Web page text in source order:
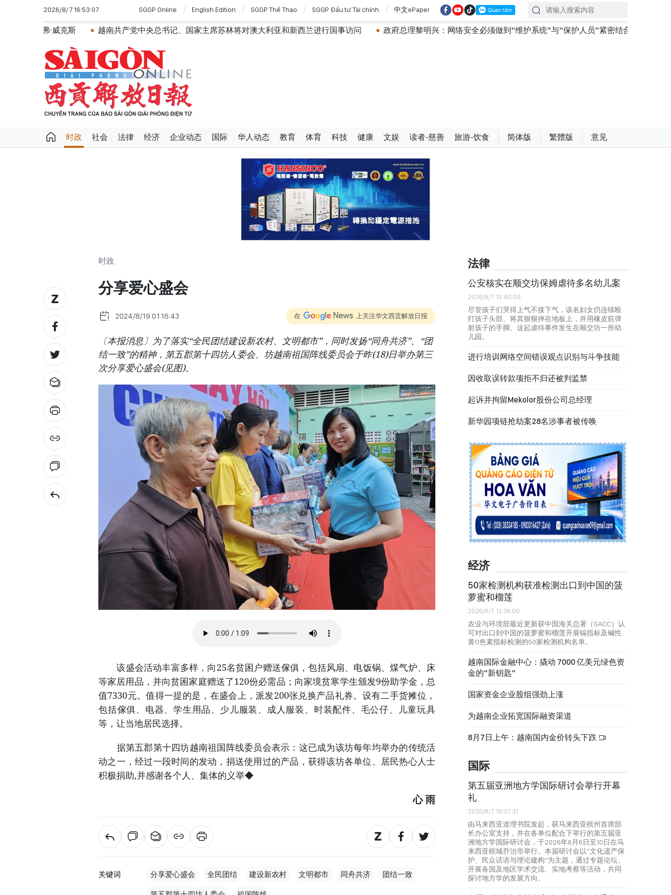
2026/8/7 16:53:07 SGGP Online English Edition SGGP Thể Thao SGGP Đầu tư Tài chính 中文ePaper
越南共产党中央总书记、国家主席苏林将对澳大利亚和新西兰进行国事访问 政府总理黎明兴：网络安全必须做到“维护系统”与“保护人员”紧密结合 越南政府总理黎明兴
时政 社会 法律 经济 企业动态 国际 华人动态 教育 体育 科技 健康 文娱 读者-慈善 旅游-饮食 简体版 繁體版 意见
时政
分享爱心盛会
2024/8/19 01:16:43 在 上关注华文西贡解放日报
〔本报消息〕为了落实“全民团结建设新农村、文明都市”，同时发扬“同舟共济”、“团
结一致”的精神，第五郡第十四坊人委会、坊越南祖国阵线委员会于昨(18)日举办第三
次分享爱心盛会(见图)。
该盛会活动丰富多样，向25名贫困户赠送傢俱，包括风扇、电饭锅、煤气炉、床
等家居用品，并向贫困家庭赠送了120份必需品；向家境贫寒学生颁发9份助学金，总
值7330元。值得一提的是，在盛会上，派发200张兑换产品礼券。设有二手货摊位，
包括傢俱、电器、学生用品、少儿服装、成人服装、时装配件、毛公仔、儿童玩具
等，让当地居民选择。
据第五郡第十四坊越南祖国阵线委员会表示：这已成为该坊每年均举办的传统活
动之一，经过一段时间的发动，捐送使用过的产品，获得该坊各单位、居民热心人士
积极捐助,并感谢各个人、集体的义举◆
心 雨
关键词 分享爱心盛会 全民团结 建设新农村 文明都市 同舟共济 团结一致
法律
公安核实在顺交坊保姆虐待多名幼儿案
2026/8/7 13:40:00
尽管孩子们哭得上气不接下气，该名妇女仍连续殴
打孩子头部、将其狠狠摔在地板上，并用橡皮筋弹
射孩子的手脚。这起虐待事件发生在顺交坊一所幼
儿园。
进行培训网络空间错误观点识别与斗争技能
因收取误转款项拒不归还被判监禁
起诉并拘留Mekolor股份公司总经理
新华园项链抢劫案28名涉事者被传唤
经济
50家检测机构获准检测出口到中国的菠
萝蜜和榴莲
2026/8/7 12:36:00
农业与环境部最近更新获中国海关总署（GACC）认
可对出口到中国的菠萝蜜和榴莲开展镉指标及碱性
黄O色素指标检测的50家检测机构名单。
越南国际金融中心：撬动 7000 亿美元绿色资
金的“新钥匙”
国家资金企业股组强劲上涨
为越南企业拓宽国际融资渠道
8月7日上午：越南国内金价转头下跌
国际
第五届亚洲地方学国际研讨会举行开幕
礼
2026/8/7 10:37:31
由马来西亚道理书院发起，获马来西亚槟州首席部
长办公室支持，并在各单位配合下举行的第五届亚
洲地方学国际研讨会，于2026年8月6日至10日在马
来西亚槟城乔治市举行。本届研讨会以“文化遗产保
护、民众话语与理论建构”为主题，通过专题论坛、
开展各国及地区学术交流、实地考察等活动，共同
探讨地方学的发展方向。